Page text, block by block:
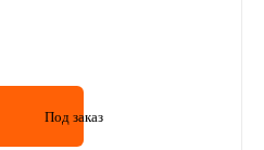
Под заказ